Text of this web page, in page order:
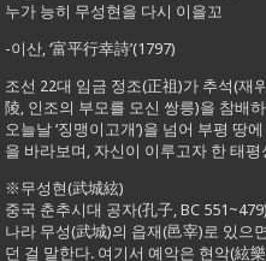
누가 능히 무성현을 다시 이을꼬
-이산, ‘富平行幸詩’(1797)
조선 22대 임금 정조(正祖)가 추석(재
陵, 인조의 부모를 모신 쌍릉)을 참배
오늘날 ‘징맹이고개’)을 넘어 부평 땅
을 바라보며, 자신이 이루고자 한 태
※무성현(武城絃)
중국 춘추시대 공자(孔子, BC
나라 무성(武城)의 읍재(邑宰)로 있으
던 걸 말한다. 여기서 예악은 현악(絃